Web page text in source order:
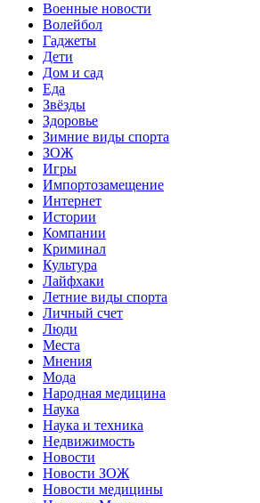
Военные новости
Волейбол
Гаджеты
Дети
Дом и сад
Еда
Звёзды
Здоровье
Зимние виды спорта
ЗОЖ
Игры
Импортозамещение
Интернет
Истории
Компании
Криминал
Культура
Лайфхаки
Летние виды спорта
Личный счет
Люди
Места
Мнения
Мода
Народная медицина
Наука
Наука и техника
Недвижимость
Новости
Новости ЗОЖ
Новости медицины